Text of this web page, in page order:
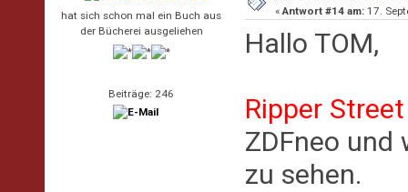
hat sich schon mal ein Buch aus
der Bücherei ausgeliehen
Beiträge: 246
«Antwort #14 am: 17.
Hallo TOM,
Ripper Street
ZDFneo und
zu sehen.